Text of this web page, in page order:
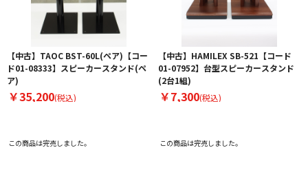
【中古】TAOC BST-60L(ペア)【コー
ド01-08333】スピーカースタンド(ペ
ア)
￥35,200(税込)
この商品は完売しました。
【中古】HAMILEX SB-521【コード
01-07952】台型スピーカースタンド
(2台1組)
￥7,300(税込)
この商品は完売しました。